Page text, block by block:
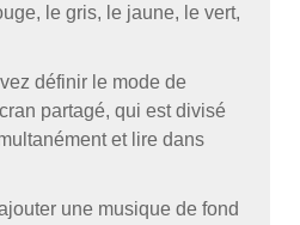
le gris, le jaune, le vert,
définir le mode de
partagé, qui est divisé
et lire dans
une musique de fond